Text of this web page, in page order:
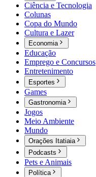
Ciência e Tecnologia
Colunas
Copa do Mundo
Cultura e Lazer
Economia
Educação
Emprego e Concursos
Entretenimento
Esportes
Games
Gastronomia
Jogos
Meio Ambiente
Mundo
Orações Itatiaia
Podcasts
Pets e Animais
Política